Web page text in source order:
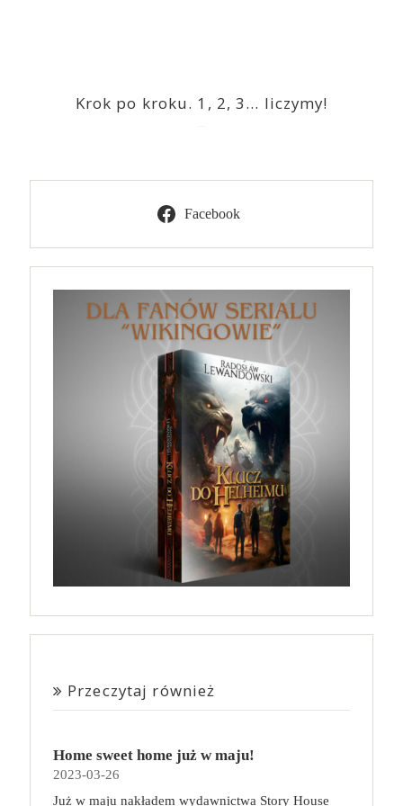
Krok po kroku. 1, 2, 3… liczymy!
Facebook
Przeczytaj również
Home sweet home już w maju!
2023-03-26
Już w maju nakładem wydawnictwa Story House